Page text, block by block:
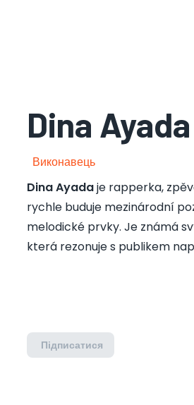
Dina Ayada
Виконавець
Dina Ayadaje rapperka,
rychle buduje mezinárodní
melodické prvky. Je známá
která rezonuje s publikem
Підписатися